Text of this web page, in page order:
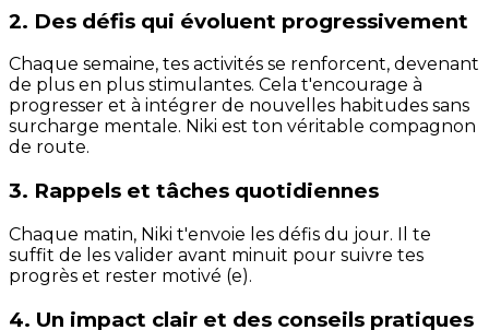
2. Des défis qui évoluent progressivement
Chaque semaine, tes activités se renforcent, devenant
de plus en plus stimulantes. Cela t'encourage à
progresser et à intégrer de nouvelles habitudes sans
surcharge mentale. Niki est ton véritable compagnon
de route.
3. Rappels et tâches quotidiennes
Chaque matin, Niki t'envoie les défis du jour. Il te
suffit de les valider avant minuit pour suivre tes
progrès et rester motivé (e).
4. Un impact clair et des conseils pratiques